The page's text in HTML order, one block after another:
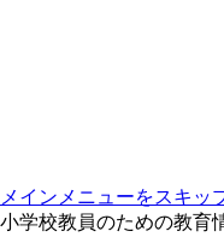
メインメニューをスキッ
小学校教員のための教育